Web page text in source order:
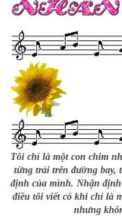
Tôi chỉ là một con chim
từng trải trên đường bay,
định của mình. Nhận
điều tôi viết có khi chỉ là
nhưng